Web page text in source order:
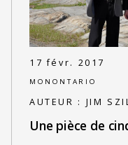
17 févr. 2017
MONONTARIO
AUTEUR : JIM
Une pièce de